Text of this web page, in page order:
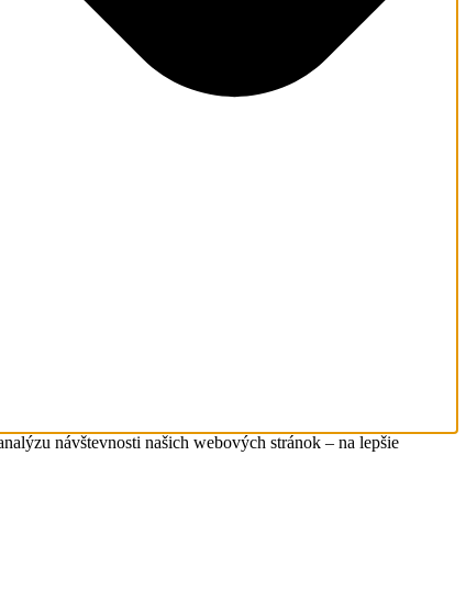
návštevnosti našich webových stránok – na lepšie